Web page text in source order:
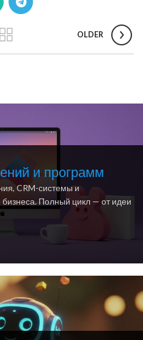
OLDER
и программ
CRM-системы и
Полный цикл — от идеи